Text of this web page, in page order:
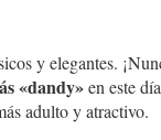
y elegantes.
«dandy»en este
adulto y atractivo.